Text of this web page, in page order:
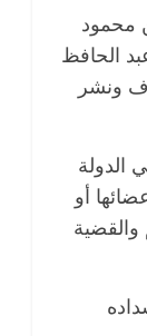
محمود
الحافظ
ونشر
الدولة
أو